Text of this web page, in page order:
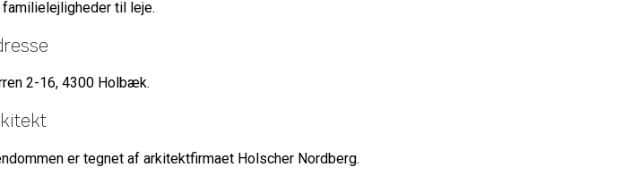
familielejligheder til leje.
2-16, 4300 Holbæk.
er tegnet af arkitektfirmaet Holscher Nordberg.